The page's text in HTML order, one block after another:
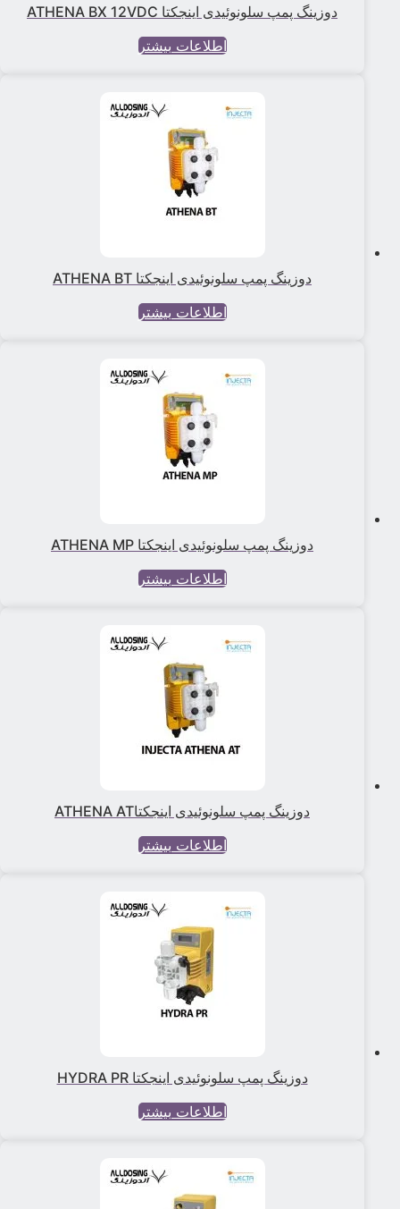
دوزینگ پمپ سلونوئیدی اینجکتا ATHENA BX 12VDC
اطلاعات بیشتر
دوزینگ پمپ سلونوئیدی اینجکتا ATHENA BT
اطلاعات بیشتر
دوزینگ پمپ سلونوئیدی اینجکتا ATHENA MP
اطلاعات بیشتر
دوزینگ پمپ سلونوئیدی اینجکتاATHENA AT
اطلاعات بیشتر
دوزینگ پمپ سلونوئیدی اینجکتا HYDRA PR
اطلاعات بیشتر